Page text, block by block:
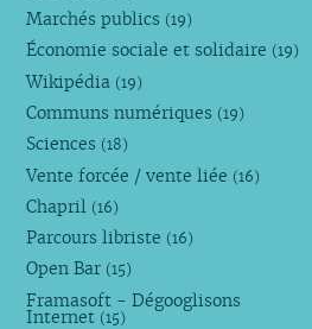
Marchés publics (19)
Économie sociale et solidaire (19)
Wikipédia (19)
Communs numériques (19)
Sciences (18)
Vente forcée / vente liée (16)
Chapril (16)
Parcours libriste (16)
Open Bar (15)
Framasoft - Dégooglisons
Internet (15)